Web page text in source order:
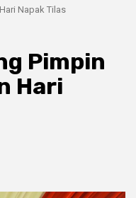
Napak Tilas
Pimpin
Hari